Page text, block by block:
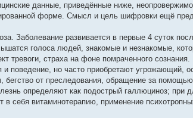
данные, приведённые ниже,
форме. Смысл и цель шифровки ещё
Заболевание развивается в первые 4 суток
голоса людей, знакомые и незнакомые,
тревоги, страха на фоне помраченного
поведение, но часто приобретают угрожающий,
от преследования, обращение за
определяют как подострый галлюциноз; при
себя витаминотерапию, применение